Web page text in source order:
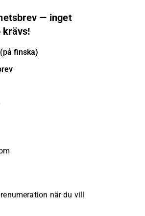
— inget
krävs!
finska)
när du vill